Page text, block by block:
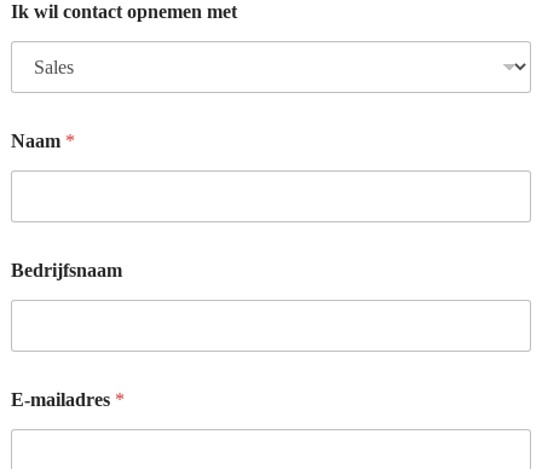
Ik wil contact opnemen met
Naam *
Bedrijfsnaam
E-mailadres *